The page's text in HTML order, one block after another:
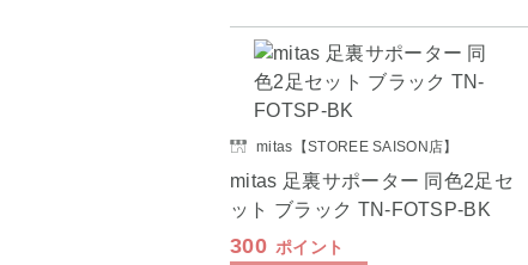
mitas【STOREE SAISON店】
mitas 足裏サポーター 同色2足セ
ット ブラック TN-FOTSP-BK
300 ポイント